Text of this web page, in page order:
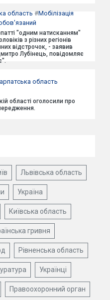
область #Мобілізація
"одним натисканням"
з різних регіонів
відстрочок, - заявив
Лубінець, повідомляє
область
області оголосили про
Львівська область
Україна
Київська область
гривня
Рівненська область
Українці
Правоохоронний орган